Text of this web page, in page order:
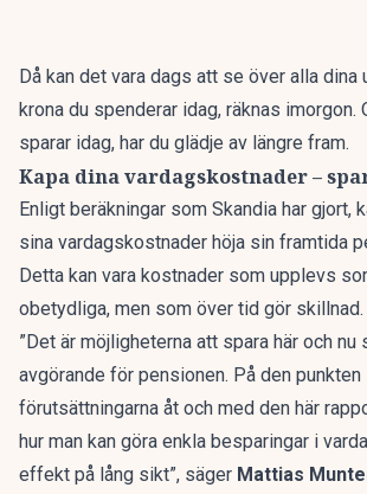
Då kan det vara dags att se över alla
krona du spenderar idag, räknas imorgon.
sparar idag, har du glädje av längre fram.
Kapa dina vardagskostnader –
Enligt beräkningar som Skandia har gjort,
sina vardagskostnader höja sin framtida
Detta kan vara kostnader som upplevs
obetydliga, men som över tid gör skillnad.
”Det är möjligheterna att spara här och nu
avgörande för pensionen. På den
förutsättningarna åt och med den här
hur man kan göra enkla besparingar i
effekt på lång sikt”, säger Mattias